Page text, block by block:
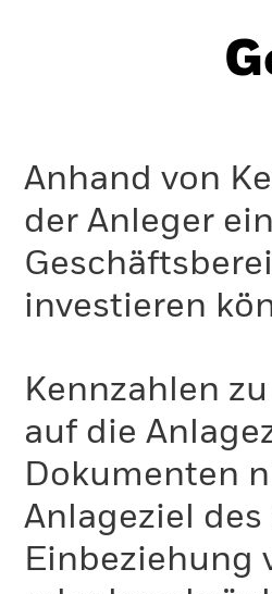
Anhand von
der Anleger
investieren
Kennzahlen
auf die
Dokumenten
Anlageziel
Einbeziehung